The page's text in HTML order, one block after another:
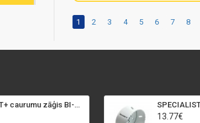
1 2 3 4 5 6 7 8
SPECIALIST+ caurumu zāģis BI-METAL, 95 mm
13.77€